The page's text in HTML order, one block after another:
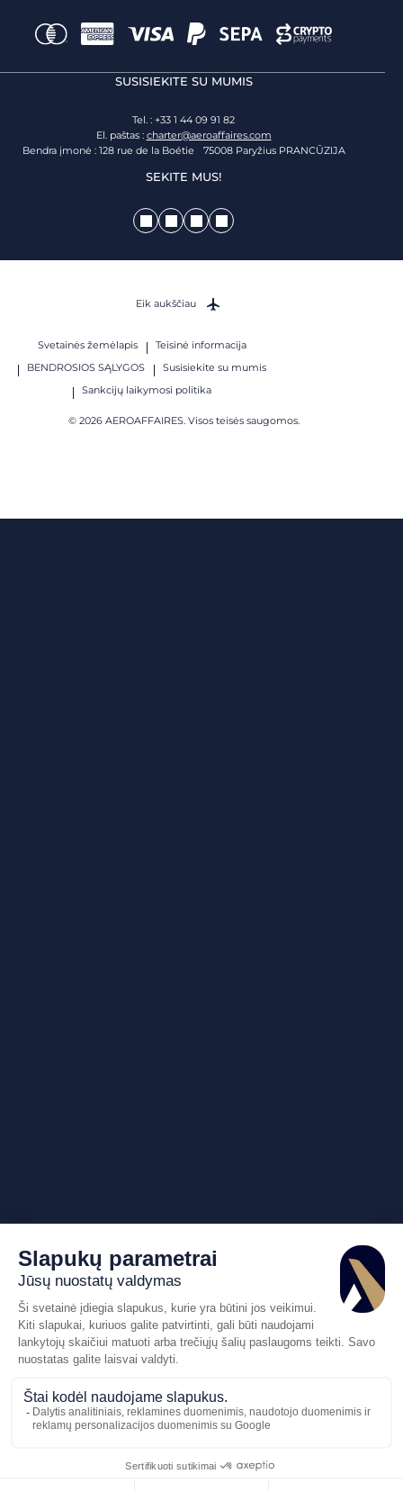
SUSISIEKITE SU MUMIS
Tel. : +33 1 44 09 91 82
El. paštas : charter@aeroaffaires.com
Bendra įmonė : 128 rue de la Boétie 75008 Paryžius PRANCŪZIJA
SEKITE MUS!
Svetainės žemėlapis
Teisinė informacija
BENDROSIOS SĄLYGOS
Susisiekite su mumis
Sankcijų laikymosi politika
© 2026 AEROAFFAIRES. Visos teisės saugomos.
Eik aukščiau